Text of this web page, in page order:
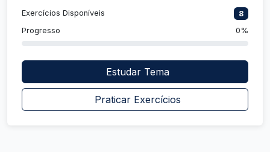
Exercícios Disponíveis
8
Progresso
0%
Estudar Tema
Praticar Exercícios